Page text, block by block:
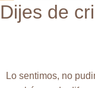
Dijes de
Lo sentimos, no